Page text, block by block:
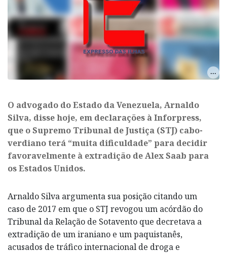
O advogado do Estado da Venezuela, Arnaldo
Silva, disse hoje, em declarações à Inforpress,
que o Supremo Tribunal de Justiça (STJ) cabo-
verdiano terá “muita dificuldade” para decidir
favoravelmente à extradição de Alex Saab para
os Estados Unidos.
Arnaldo Silva argumenta sua posição citando um
caso de 2017 em que o STJ revogou um acórdão do
Tribunal da Relação de Sotavento que decretava a
extradição de um iraniano e um paquistanês,
acusados de tráfico internacional de droga e